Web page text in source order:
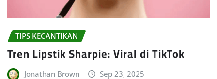
TIPS KECANTIKAN
Tren Lipstik Sharpie: Viral di TikTok
Jonathan Brown Sep 23, 2025